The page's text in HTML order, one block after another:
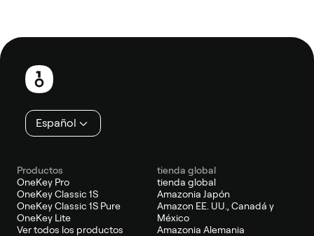
Pie
página
Español
Productos
OneKey Pro
OneKey Classic 1S
OneKey Classic 1S Pure
OneKey Lite
Ver todos los productos
tienda global
tienda global
Amazonia Japón
Amazon EE. UU., Canadá y
México
Amazonia Alemania